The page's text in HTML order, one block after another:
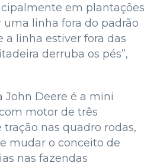
em plantações
linha fora do padrão
a linha estiver fora das
derruba os pés”,
John Deere é a mini
motor de três
nas quadro rodas,
mudar o conceito de
nas fazendas